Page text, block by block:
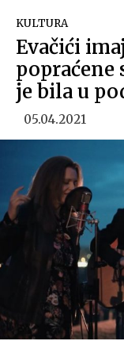
KULTURA
Evačići
popraćene
je bila u
05.04.2021